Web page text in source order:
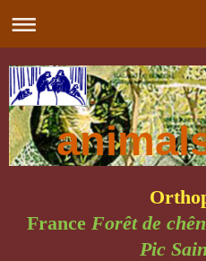
France Forêt de
Pic